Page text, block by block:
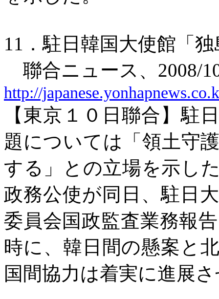
11 ．駐日韓国大使館「
聯合ニュース、 2008/
http://
【東京１０日聯合】駐
題については「領土守
する」との立場を示し
政務公使が同日、駐日
委員会国政監査業務報
時に、韓日間の懸案と
国間協力は着実に進展